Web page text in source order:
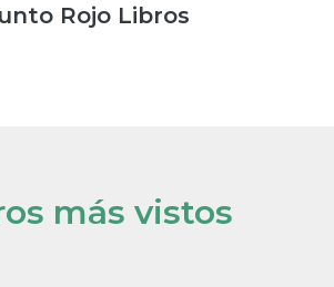
Rojo Libros
más vistos